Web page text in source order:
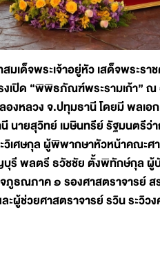
ด็จพระเจ้าอยู่หัว เสด็จพระรา
รงเปิด “พิพิธภัณฑ์พระรามเก้า
งหลวง จ.ปทุมธานี โดยมี พลเอ
ายสุวิทย์ เมษินทรีย์ รัฐมนตรีว่
เศษกุล ผู้พิพากษาหัวหน้าคณะศ
รี พลตรี ธวัชชัย ตั้งพิทักษ์กุล
ธณภาค ๑ รองศาสตราจารย์ ส
ะผู้ช่วยศาสตราจารย์ รวิน ระ